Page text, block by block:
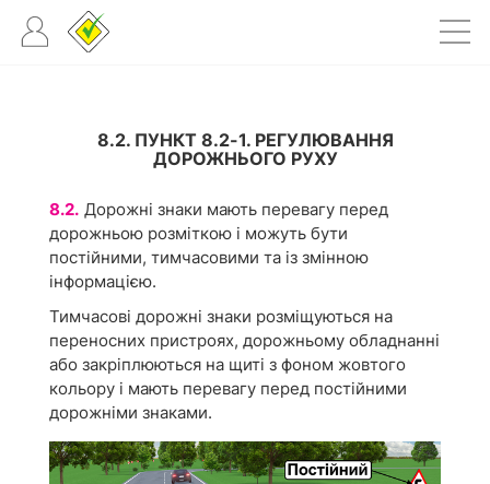
8.2. ПУНКТ 8.2-1. РЕГУЛЮВАННЯ
ДОРОЖНЬОГО РУХУ
8.2. Дорожні знаки мають перевагу перед
дорожньою розміткою і можуть бути
постійними, тимчасовими та із змінною
інформацією.
Тимчасові дорожні знаки розміщуються на
переносних пристроях, дорожньому обладнанні
або закріплюються на щиті з фоном жовтого
кольору і мають перевагу перед постійними
дорожніми знаками.